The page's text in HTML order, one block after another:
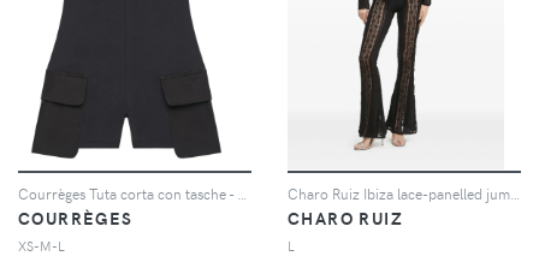
COURRÈGES
XS-M-L
CHARO RUIZ
L